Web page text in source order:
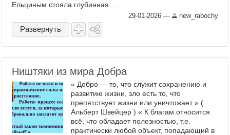
Ельциным стояла глубинная ...
29-01-2026 — new_rabochy
Развернуть
Ништяки из мира Добра
« Добро — то, что служит сохранению и
развитию жизни, зло есть то, что
препятствует жизни или уничтожает » (
Альберт Швейцер ) « К благам относится
всё, что обладает полезностью, т.е.
практически любой объект, попадающий в